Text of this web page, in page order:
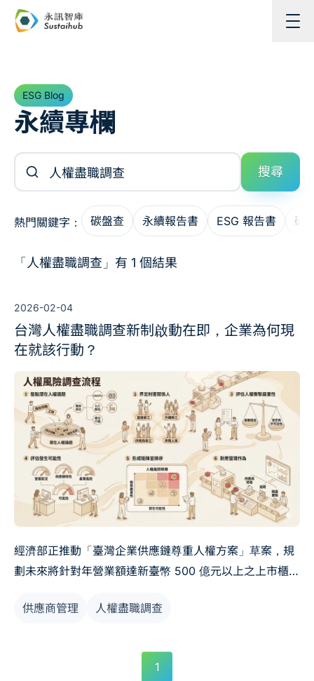
跳至主內容
ESG Blog
永續專欄
搜尋文章
搜尋
熱門關鍵字： 碳盤查 永續報告書 ESG 報告書 碳
「人權盡職調查」有 1 個結果
2026-02-04
台灣人權盡職調查新制啟動在即，企業為何現
在就該行動？
經濟部正推動「臺灣企業供應鏈尊重人權方案」草案，規
劃未來將針對年營業額達新臺幣 500 億元以上之上市櫃製
供應商與商業夥伴，逐步建立並執行人權盡職調查機制。
規劃自 2027 年起納入上市櫃公司永續報告書之揭露範
圍。這代表人權盡職調查將不再僅屬自願性揭露，而是正
供應商管理 人權盡職調查
1